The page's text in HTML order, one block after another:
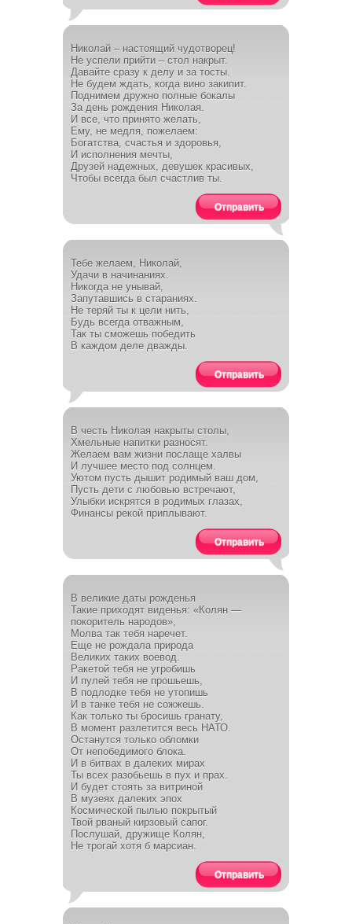
Николай – настоящий чудотворец!
Не успели прийти – стол накрыт.
Давайте сразу к делу и за тосты.
Не будем ждать, когда вино закипит.
Поднимем дружно полные бокалы
За день рождения Николая.
И все, что принято желать,
Ему, не медля, пожелаем:
Богатства, счастья и здоровья,
И исполнения мечты,
Друзей надежных, девушек красивых,
Чтобы всегда был счастлив ты.
Отправить
Тебе желаем, Николай,
Удачи в начинаниях.
Никогда не унывай,
Запутавшись в стараниях.
Не теряй ты к цели нить,
Будь всегда отважным,
Так ты сможешь победить
В каждом деле дважды.
Отправить
В честь Николая накрыты столы,
Хмельные напитки разносят.
Желаем вам жизни послаще халвы
И лучшее место под солнцем.
Уютом пусть дышит родимый ваш дом,
Пусть дети с любовью встречают,
Улыбки искрятся в родимых глазах,
Финансы рекой приплывают.
Отправить
В великие даты рожденья
Такие приходят виденья: «Колян —
покоритель народов»,
Молва так тебя наречет.
Еще не рождала природа
Великих таких воевод.
Ракетой тебя не угробишь
И пулей тебя не прошьешь,
В подлодке тебя не утопишь
И в танке тебя не сожжешь.
Как только ты бросишь гранату,
В момент разлетится весь НАТО.
Останутся только обломки
От непобедимого блока.
И в битвах в далеких мирах
Ты всех разобьешь в пух и прах.
И будет стоять за витриной
В музеях далеких эпох
Космической пылью покрытый
Твой рваный кирзовый сапог.
Послушай, дружище Колян,
Не трогай хотя б марсиан.
Отправить